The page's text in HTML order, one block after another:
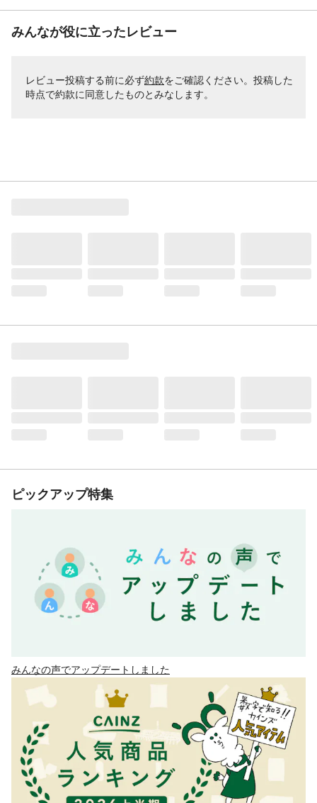
みんなが役に立ったレビュー
レビュー投稿する前に必ず約款をご確認ください。投稿した
時点で約款に同意したものとみなします。
ピックアップ特集
みんなの声でアップデートしました